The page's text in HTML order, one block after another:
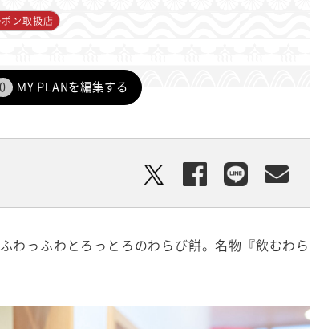
ン取扱店
0 MY PLANを編集する
わっふわとろっとろのわらび餅。名物『飲むわら